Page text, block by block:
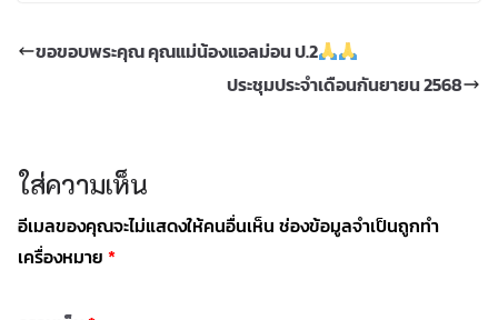
ขอขอบพระคุณ คุณแม่น้องแอลม่อน ป.2
ประชุมประจำเดือนกันยายน 2568
ใส่ความเห็น
อีเมลของคุณจะไม่แสดงให้คนอื่นเห็น ช่องข้อมูลจำเป็นถูกทำ
เครื่องหมาย *